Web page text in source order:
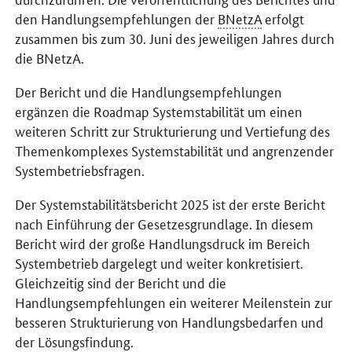
den Handlungsempfehlungen der BNetzAerfolgt
zusammen bis zum 30. Juni des jeweiligen Jahres durch
die BNetzA.
Der Bericht und die Handlungsempfehlungen
ergänzen die Roadmap Systemstabilität um einen
weiteren Schritt zur Strukturierung und Vertiefung des
Themenkomplexes Systemstabilität und angrenzender
Systembetriebsfragen.
Der Systemstabilitätsbericht 2025 ist der erste Bericht
nach Einführung der Gesetzesgrundlage. In diesem
Bericht wird der große Handlungsdruck im Bereich
Systembetrieb dargelegt und weiter konkretisiert.
Gleichzeitig sind der Bericht und die
Handlungsempfehlungen ein weiterer Meilenstein zur
besseren Strukturierung von Handlungsbedarfen und
der Lösungsfindung.